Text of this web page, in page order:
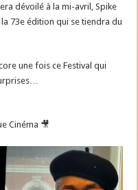
dévoilé à la mi-avril, Spike
la 73e édition qui se tiendra du
une fois ce Festival qui
Cinéma 🎥